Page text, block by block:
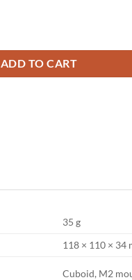
ADD TO CART
35 g
118 × 110 × 34
Cuboid, M2